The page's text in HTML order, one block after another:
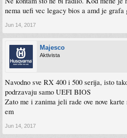
nema uefi vec legacy bios a amd je
Jun 14, 2017
Majesco
Aktivista
Navodno sve RX 400 i 500 serija, isto
podrzavaju samo UEFI BIOS
Zato me i zanima jeli rade ove nove
em
Jun 14, 2017